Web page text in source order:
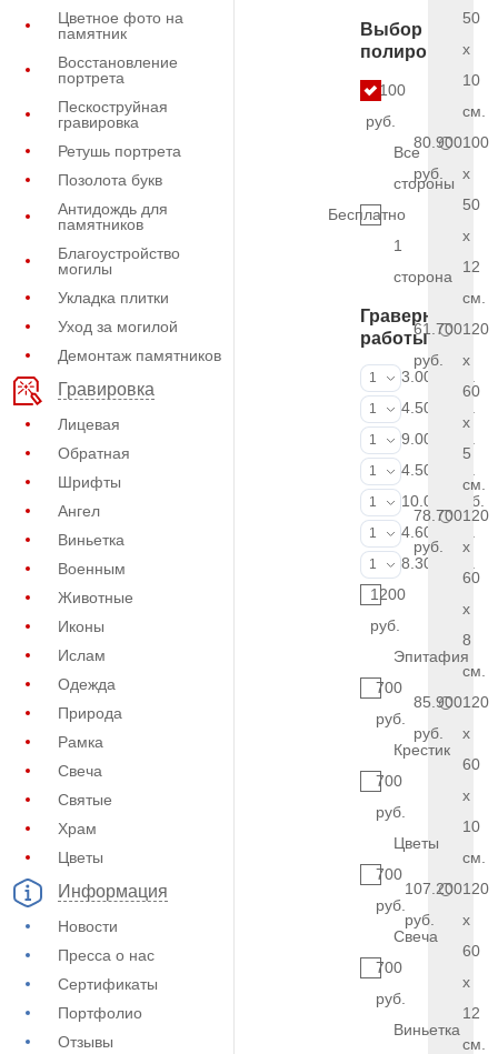
Цветное фото на
памятник
Восстановление
портрета
Пескоструйная
гравировка
Ретушь портрета
Позолота букв
Антидождь для
памятников
Благоустройство
могилы
Укладка плитки
Уход за могилой
Демонтаж памятников
Гравировка
Лицевая
Обратная
Шрифты
Ангел
Виньетка
Военным
Животные
Иконы
Ислам
Одежда
Природа
Рамка
Свеча
Святые
Храм
Цветы
Информация
Новости
Пресса о нас
Сертификаты
Портфолио
Отзывы
Выбор
полировки
5.100
руб.
Все
стороны
Бесплатно
1
сторона
Граверные
работы
ФИО и даты
1
3.000 руб.
ФИО и даты
1
4.500 руб.
ФИО и даты
1
9.000 руб.
Портрет
1
4.500 руб.
Портрет
1
10.000 руб.
Фотокерамика
1
4.600 руб.
Фото на
1
8.300 руб.
1200
руб.
Эпитафия
700
руб.
Крестик
700
руб.
Цветы
700
руб.
Свеча
700
руб.
Виньетка
50
x
10
см.
80.900
руб.
100
x
50
x
12
см.
61.700
руб.
120
x
60
x
5
см.
78.700
руб.
120
x
60
x
8
см.
85.900
руб.
120
x
60
x
10
см.
107.200
руб.
120
x
60
x
12
см.